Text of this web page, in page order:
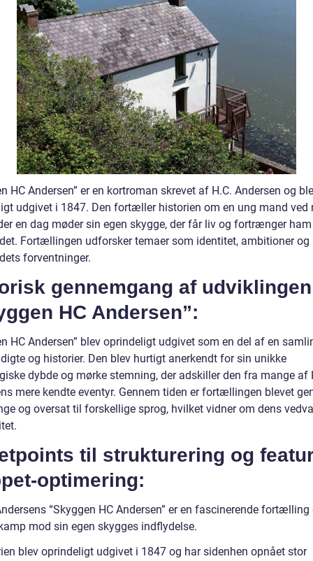
HC Andersen” er en kortroman skrevet af H.C. Andersen og
udgivet i 1847. Den fortæller historien om en ung mand ved
en dag møder sin egen skygge, der får liv og fortrænger
Fortællingen udforsker temaer som identitet, ambitioner og
forventninger.
gennemgang af
HC Andersen”:
HC Andersen” blev oprindeligt udgivet som en del af en
og historier. Den blev hurtigt anerkendt for sin unikke
dybde og mørke stemning, der adskiller den fra mange af
mere kendte eventyr. Gennem tiden er fortællingen blevet
og oversat til forskellige sprog, hvilket vidner om dens
til strukturering og
optimering:
“Skyggen HC Andersen” er en fascinerende fortælling
mod sin egen skygges indflydelse.
blev oprindeligt udgivet i 1847 og har sidenhen opnået stor